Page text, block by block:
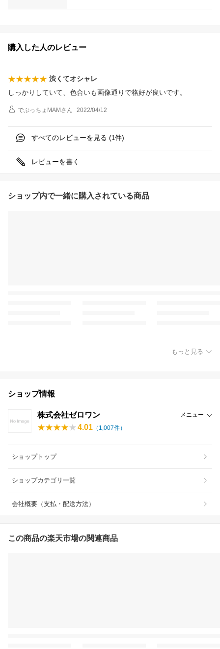
購入した人のレビュー
渋くてオシャレ
しっかりしていて、色合いも画像通りで格好が良いです。
でぶっちょMAM さん 2022/04/12
すべてのレビューを見る (1件)
レビューを書く
ショップ内で一緒に購入されている商品
もっと見る
ショップ情報
株式会社ゼロワン メニュー
4.01 （ 1,007件）
ショップトップ
ショップカテゴリ一覧
会社概要（支払・配送方法）
この商品の楽天市場の関連商品